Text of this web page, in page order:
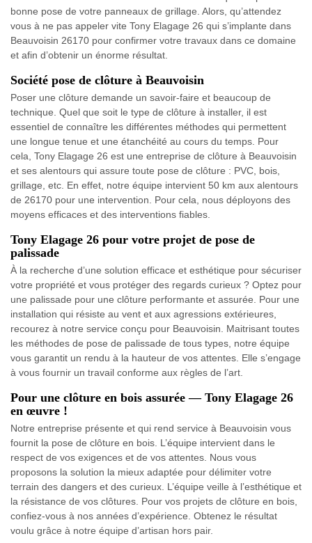
bonne pose de votre panneaux de grillage. Alors, qu’attendez
vous à ne pas appeler vite Tony Elagage 26 qui s’implante dans
Beauvoisin 26170 pour confirmer votre travaux dans ce domaine
et afin d’obtenir un énorme résultat.
Société pose de clôture à Beauvoisin
Poser une clôture demande un savoir-faire et beaucoup de
technique. Quel que soit le type de clôture à installer, il est
essentiel de connaître les différentes méthodes qui permettent
une longue tenue et une étanchéité au cours du temps. Pour
cela, Tony Elagage 26 est une entreprise de clôture à Beauvoisin
et ses alentours qui assure toute pose de clôture : PVC, bois,
grillage, etc. En effet, notre équipe intervient 50 km aux alentours
de 26170 pour une intervention. Pour cela, nous déployons des
moyens efficaces et des interventions fiables.
Tony Elagage 26 pour votre projet de pose de
palissade
À la recherche d’une solution efficace et esthétique pour sécuriser
votre propriété et vous protéger des regards curieux ? Optez pour
une palissade pour une clôture performante et assurée. Pour une
installation qui résiste au vent et aux agressions extérieures,
recourez à notre service conçu pour Beauvoisin. Maitrisant toutes
les méthodes de pose de palissade de tous types, notre équipe
vous garantit un rendu à la hauteur de vos attentes. Elle s’engage
à vous fournir un travail conforme aux règles de l’art.
Pour une clôture en bois assurée — Tony Elagage 26
en œuvre !
Notre entreprise présente et qui rend service à Beauvoisin vous
fournit la pose de clôture en bois. L’équipe intervient dans le
respect de vos exigences et de vos attentes. Nous vous
proposons la solution la mieux adaptée pour délimiter votre
terrain des dangers et des curieux. L’équipe veille à l’esthétique et
la résistance de vos clôtures. Pour vos projets de clôture en bois,
confiez-vous à nos années d’expérience. Obtenez le résultat
voulu grâce à notre équipe d’artisan hors pair.